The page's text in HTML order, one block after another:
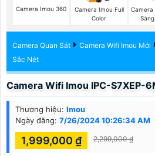
Camera Imou 360
Camera Imou Full
Color
Camera
Camera Quan Sát Camera Wifi Imou Mới
Sắc Nét
Camera Wifi Imou IPC-S7XEP-
Thương hiệu: Imou
Ngày đăng: 7/26/2024 10:26:34 AM
1,999,000 ₫ 2,299,000 ₫